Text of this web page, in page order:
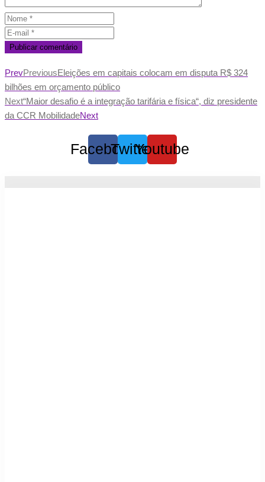
PrevPreviousEleições em capitais colocam em disputa R$ 324
bilhões em orçamento público
Next“Maior desafio é a integração tarifária e física“, diz presidente
da CCR MobilidadeNext
Facebook
TwitterYoutube